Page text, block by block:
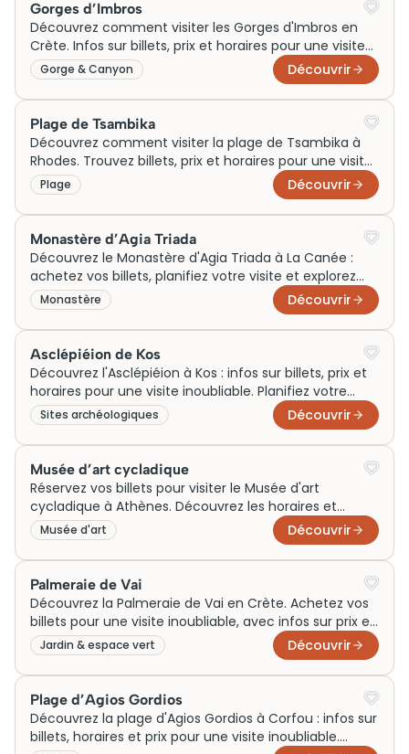
Gorges d’Imbros
Découvrez comment visiter les Gorges d'Imbros en
Crète. Infos sur billets, prix et horaires pour une visite
inoubliable. Planifiez votre aventure dès maintenant!
Gorge & Canyon Découvrir
Plage de Tsambika
Découvrez comment visiter la plage de Tsambika à
Rhodes. Trouvez billets, prix et horaires pour une visite
inoubliable. Réservez dès maintenant !
Plage Découvrir
Monastère d’Agia Triada
Découvrez le Monastère d'Agia Triada à La Canée :
achetez vos billets, planifiez votre visite et explorez
ses secrets. Horaires et prix inclus.
Monastère Découvrir
Asclépiéion de Kos
Découvrez l'Asclépiéion à Kos : infos sur billets, prix et
horaires pour une visite inoubliable. Planifiez votre
aventure dès maintenant !
Sites archéologiques Découvrir
Musée d’art cycladique
Réservez vos billets pour visiter le Musée d'art
cycladique à Athènes. Découvrez les horaires et
planifiez votre visite dès aujourd'hui !
Musée d'art Découvrir
Palmeraie de Vai
Découvrez la Palmeraie de Vai en Crète. Achetez vos
billets pour une visite inoubliable, avec infos sur prix et
horaires. Ne manquez pas cette aventure unique!
Jardin & espace vert Découvrir
Plage d’Agios Gordios
Découvrez la plage d'Agios Gordios à Corfou : infos sur
billets, horaires et prix pour une visite inoubliable.